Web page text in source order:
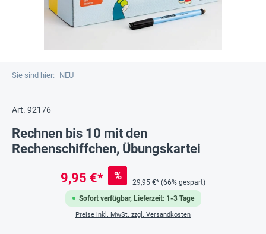
Sie sind hier: NEU
Art. 92176
Rechnen bis 10 mit den
Rechenschiffchen, Übungskartei
Sofort verfügbar, Lieferzeit: 1-3 Tage
9,95 €* %
29,95 €* (66% gespart)
Preise inkl. MwSt. zzgl. Versandkosten